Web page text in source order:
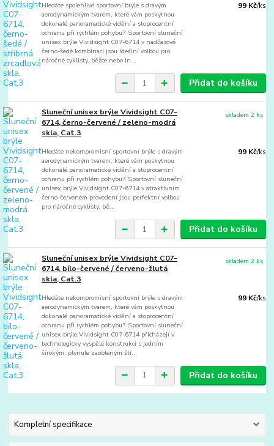
Hledáte spolehlivé sportovní brýle s dravým
aerodynamickým tvarem, které vám poskytnou
dokonalé panoramatické vidění a stoprocentní
ochranu při rychlém pohybu? Sportovní sluneční
unisex brýle Vividsight C07-6714 v nadčasové
černo-šedé kombinaci jsou ideální volbou pro
náročné cyklisty, běžce nebo in...
99 Kč/ks
Přidat do košíku
Sluneční unisex brýle Vividsight C07-
6714, černo-červené / zeleno-modrá
skla, Cat.3
Hledáte nekompromisní sportovní brýle s dravým
aerodynamickým tvarem, které vám poskytnou
dokonalé panoramatické vidění a stoprocentní
ochranu při rychlém pohybu? Sportovní sluneční
unisex brýle Vividsight C07-6714 v atraktivním
černo-červeném provedení jsou perfektní volbou
pro náročné cyklisty, bě...
99 Kč/ks
skladem 2 ks
Přidat do košíku
Sluneční unisex brýle Vividsight C07-
6714, bílo-červené / červeno-žlutá
skla, Cat.3
Hledáte nekompromisní sportovní brýle s dravým
aerodynamickým tvarem, které vám poskytnou
dokonalé panoramatické vidění a stoprocentní
ochranu při rychlém pohybu? Sportovní sluneční
unisex brýle Vividsight C07-6714 přicházejí v
technologicky vyspělé konstrukci s jedním
širokým, plynule zaobleným ští...
99 Kč/ks
skladem 2 ks
Přidat do košíku
Kompletní specifikace